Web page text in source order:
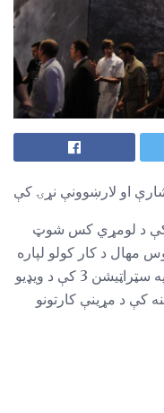
کې د لومړي کس شوټ
مهال د کار کولو لپاره
د کار کولو کارت نه شتون لري: نړیوال په سټراټیشن 3 کې د ویډیو
کې د مړینې کارتونو